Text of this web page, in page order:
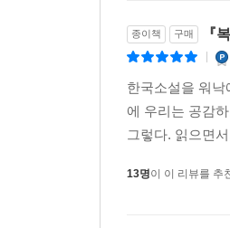
한 풍광과 사람들의
실패는 살아가기
실패는 아프게도 계
종이책 구매 『
한국소설을 워
에 우리는 공감
그렇다. 읽으면
13명이 이 리뷰를 추